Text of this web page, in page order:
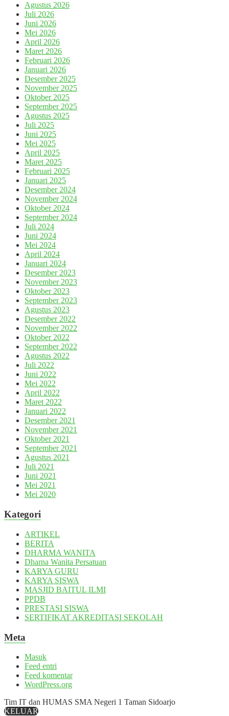
Agustus 2026
Juli 2026
Juni 2026
Mei 2026
April 2026
Maret 2026
Februari 2026
Januari 2026
Desember 2025
November 2025
Oktober 2025
September 2025
Agustus 2025
Juli 2025
Juni 2025
Mei 2025
April 2025
Maret 2025
Februari 2025
Januari 2025
Desember 2024
November 2024
Oktober 2024
September 2024
Juli 2024
Juni 2024
Mei 2024
April 2024
Januari 2024
Desember 2023
November 2023
Oktober 2023
September 2023
Agustus 2023
Desember 2022
November 2022
Oktober 2022
September 2022
Agustus 2022
Juli 2022
Juni 2022
Mei 2022
April 2022
Maret 2022
Januari 2022
Desember 2021
November 2021
Oktober 2021
September 2021
Agustus 2021
Juli 2021
Juni 2021
Mei 2021
Mei 2020
Kategori
ARTIKEL
BERITA
DHARMA WANITA
Dharna Wanita Persatuan
KARYA GURU
KARYA SISWA
MASJID BAITUL ILMI
PPDB
PRESTASI SISWA
SERTIFIKAT AKREDITASI SEKOLAH
Meta
Masuk
Feed entri
Feed komentar
WordPress.org
Tim IT dan HUMAS SMA Negeri 1 Taman Sidoarjo
KELUAR